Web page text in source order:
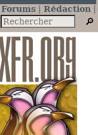
Forums
Rédaction